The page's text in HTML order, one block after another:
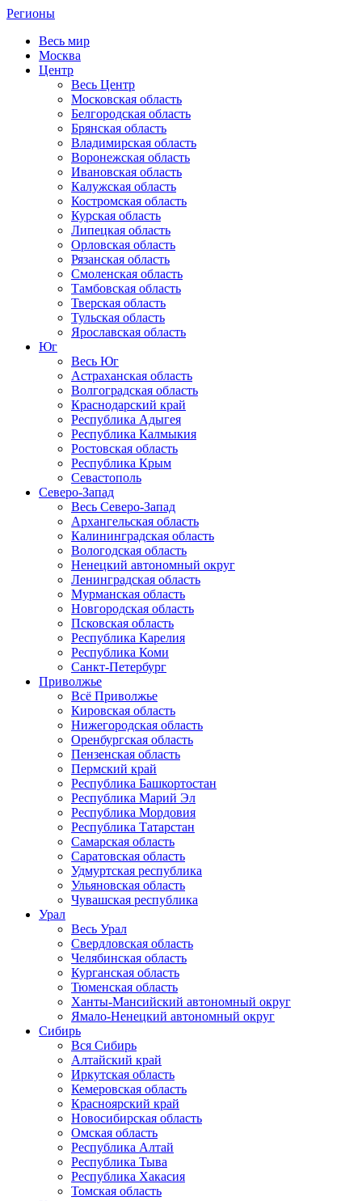
Регионы
Весь мир
Москва
Центр
Весь Центр
Московская область
Белгородская область
Брянская область
Владимирская область
Воронежская область
Ивановская область
Калужская область
Костромская область
Курская область
Липецкая область
Орловская область
Рязанская область
Смоленская область
Тамбовская область
Тверская область
Тульская область
Ярославская область
Юг
Весь Юг
Астраханская область
Волгоградская область
Краснодарский край
Республика Адыгея
Республика Калмыкия
Ростовская область
Республика Крым
Севастополь
Северо-Запад
Весь Северо-Запад
Архангельская область
Калининградская область
Вологодская область
Ненецкий автономный округ
Ленинградская область
Мурманская область
Новгородская область
Псковская область
Республика Карелия
Республика Коми
Санкт-Петербург
Приволжье
Всё Приволжье
Кировская область
Нижегородская область
Оренбургская область
Пензенская область
Пермский край
Республика Башкортостан
Республика Марий Эл
Республика Мордовия
Республика Татарстан
Самарская область
Саратовская область
Удмуртская республика
Ульяновская область
Чувашская республика
Урал
Весь Урал
Свердловская область
Челябинская область
Курганская область
Тюменская область
Ханты-Мансийский автономный округ
Ямало-Ненецкий автономный округ
Сибирь
Вся Сибирь
Алтайский край
Иркутская область
Кемеровская область
Красноярский край
Новосибирская область
Омская область
Республика Алтай
Республика Тыва
Республика Хакасия
Томская область